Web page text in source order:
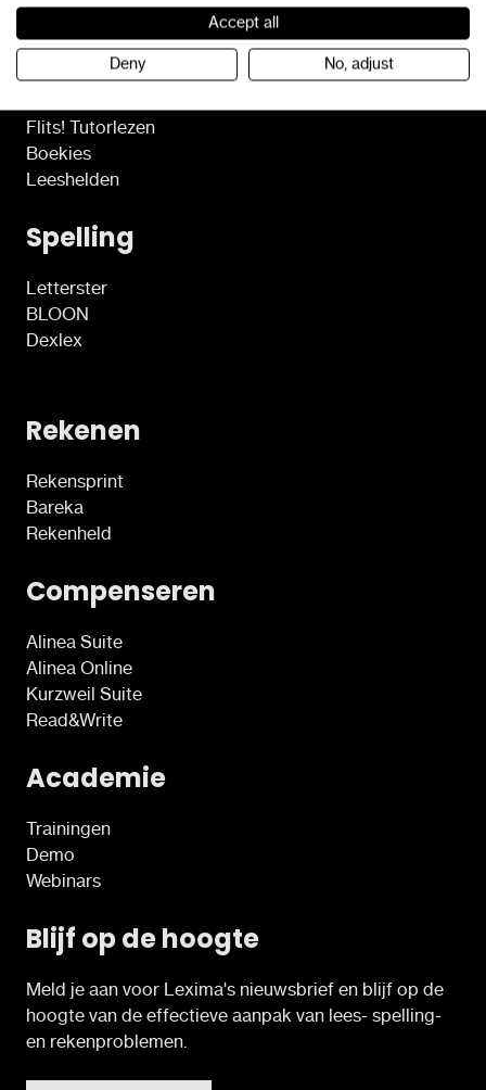
Bouw!
Flits! Tutorlezen
Boekies
Leeshelden
Spelling
Letterster
BLOON
Dexlex
Rekenen
Rekensprint
Bareka
Rekenheld
Compenseren
Alinea Suite
Alinea Online
Kurzweil Suite
Read&Write
Academie
Trainingen
Demo
Webinars
Blijf op de hoogte
Meld je aan voor Lexima's nieuwsbrief en blijf op de
hoogte van de effectieve aanpak van lees- spelling-
en rekenproblemen.
Accept all
Deny No, adjust